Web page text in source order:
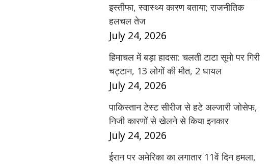
इस्तीफा, स्वास्थ्य कारण बताया; राजनीतिक
हलचल तेज
July 24, 2026
हिमाचल में बड़ा हादसा: चलती टाटा सूमो पर गिरी
चट्टान, 13 लोगों की मौत, 2 घायल
July 24, 2026
पाकिस्तान टेस्ट सीरीज से हटे अल्जारी जोसेफ,
निजी कारणों से खेलने से किया इनकार
July 24, 2026
ईरान पर अमेरिका का लगातार 11वें दिन हमला,